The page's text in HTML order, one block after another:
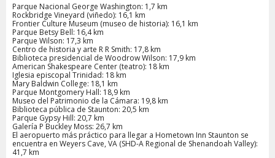
Parque Nacional George Washington: 1,7 km
Rockbridge Vineyard (viñedo): 16,1 km
Frontier Culture Museum (museo de historia): 16,1 km
Parque Betsy Bell: 16,4 km
Parque Wilson: 17,3 km
Centro de historia y arte R R Smith: 17,8 km
Biblioteca presidencial de Woodrow Wilson: 17,9 km
American Shakespeare Center (teatro): 18 km
Iglesia episcopal Trinidad: 18 km
Mary Baldwin College: 18,1 km
Parque Montgomery Hall: 18,9 km
Museo del Patrimonio de la Cámara: 19,8 km
Biblioteca pública de Staunton: 20,5 km
Parque Gypsy Hill: 20,7 km
Galería P Buckley Moss: 26,7 km
El aeropuerto más práctico para llegar a Hometown Inn Staunton se
encuentra en Weyers Cave, VA (SHD-A Regional de Shenandoah Valley):
41,7 km